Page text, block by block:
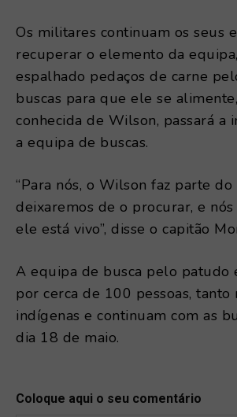
Os militares continuam os seus
recuperar o elemento da
espalhado pedaços de carne
buscas para que ele se
conhecida de Wilson, passará a
a equipa de buscas.
“Para nós, o Wilson faz parte
deixaremos de o procurar, e
ele está vivo”, disse o capitão
A equipa de busca pelo patudo
por cerca de 100 pessoas,
indígenas e continuam com as
dia 18 de maio.
Coloque aqui o seu comentário